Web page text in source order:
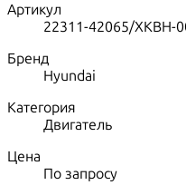
Артикул
22311-42065/XKBH-
Бренд
Hyundai
Категория
Двигатель
Цена
По запросу